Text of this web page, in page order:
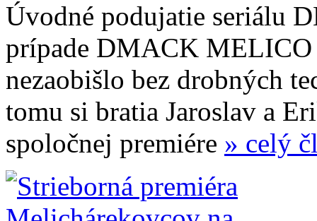
Úvodné podujatie seriálu
prípade DMACK
nezaobišlo bez drobných
tomu si bratia Jaroslav a
spoločnej premiére » celý